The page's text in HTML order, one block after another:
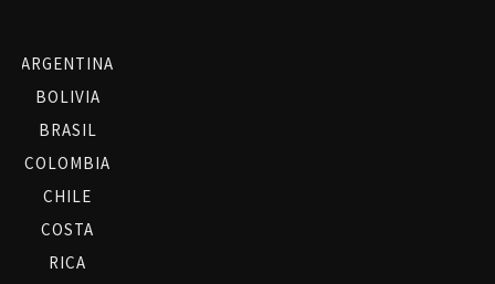
ARGENTINA
BOLIVIA
BRASIL
COLOMBIA
CHILE
COSTA
RICA